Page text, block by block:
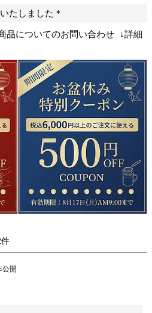
たしました＊
品についてのお問い合わせ
↓詳細
公開